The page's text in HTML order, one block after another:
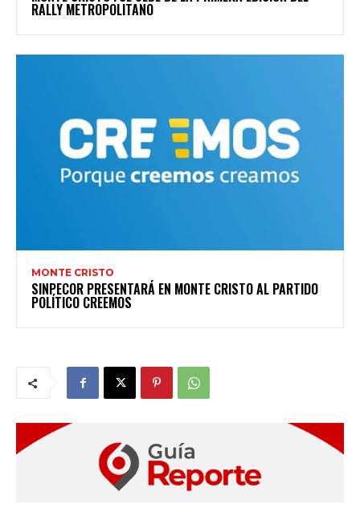
RALLY METROPOLITANO
MONTE CRISTO
SINPECOR PRESENTARÁ EN MONTE CRISTO AL PARTIDO
POLÍTICO CREEMOS